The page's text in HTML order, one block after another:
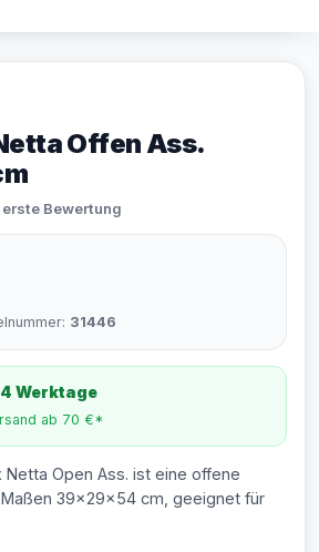
Offen Ass.
Bewertung
31446
Werktage
ab 70 €*
Netta Open Ass. ist eine offene
39x29x54 cm, geeignet für